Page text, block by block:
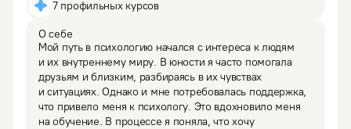
7 профильных курсов
О себе
Мой путь в психологию начался с интереса к людям
и их внутреннему миру. В юности я часто помогала
друзьям и близким, разбираясь в их чувствах
и ситуациях. Однако и мне потребовалась поддержка,
что привело меня к психологу. Это вдохновило меня
на обучение. В процессе я поняла, что хочу